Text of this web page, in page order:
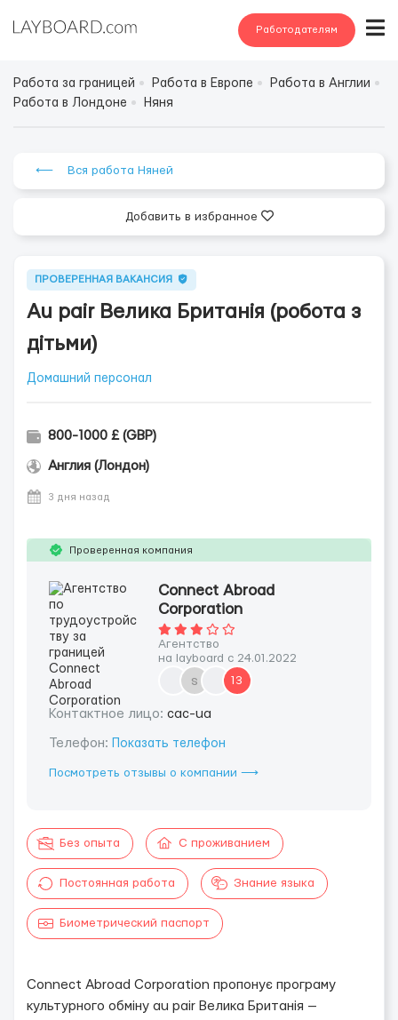
Работодателям
Работа за границей Работа в Европе
Работа в Англии
Работа в Лондоне
Няня
⟵ Вся работа Няней
Добавить в избранное
ПРОВЕРЕННАЯ ВАКАНСИЯ
Au pair Велика Британія (робота з
дітьми)
Домашний персонал
800-1000 £ (GBP)
Англия (Лондон)
3 дня назад
Проверенная компания
Connect Abroad
Corporation
Агентство
на layboard с 24.01.2022
s 13
Контактное лицо: cac-ua
Телефон: Показать телефон
Посмотреть отзывы о компании ⟶
Без опыта С проживанием
Постоянная работа Знание языка
Биометрический паспорт
Connect Abroad Corporation пропонує програму
культурного обміну au pair Велика Британія —